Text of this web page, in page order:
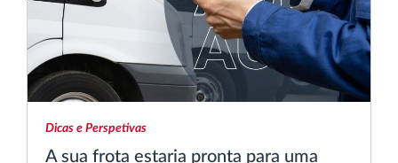
Como resolvemos cada necessidade da
atividade da frota
Calculadora de Benefícios
Dicas e Perspetivas
A sua frota estaria pronta para uma